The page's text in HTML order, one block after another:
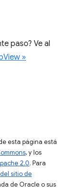
paso? Ve al
»
esta página está
, y los
2.0. Para
sitio de
de Oracle o sus